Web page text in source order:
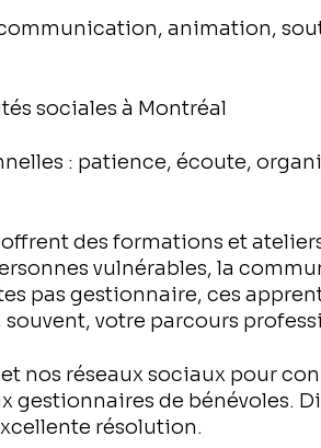
animation,
sociales à Montréal
: patience, écoute,
des formations et
vulnérables, la
pas gestionnaire, ces
votre parcours
nos réseaux sociaux pour
gestionnaires de bénévoles.
résolution.